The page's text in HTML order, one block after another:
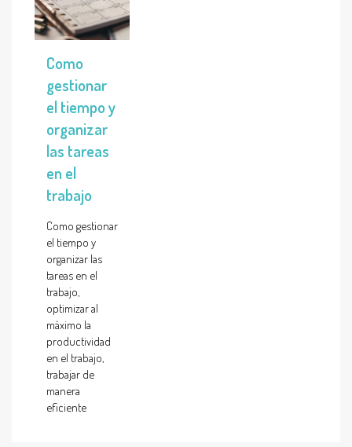
Como
gestionar
el tiempo y
organizar
las tareas
en el
trabajo
Como gestionar
el tiempo y
organizar las
tareas en el
trabajo,
optimizar al
máximo la
productividad
en el trabajo,
trabajar de
manera
eficiente